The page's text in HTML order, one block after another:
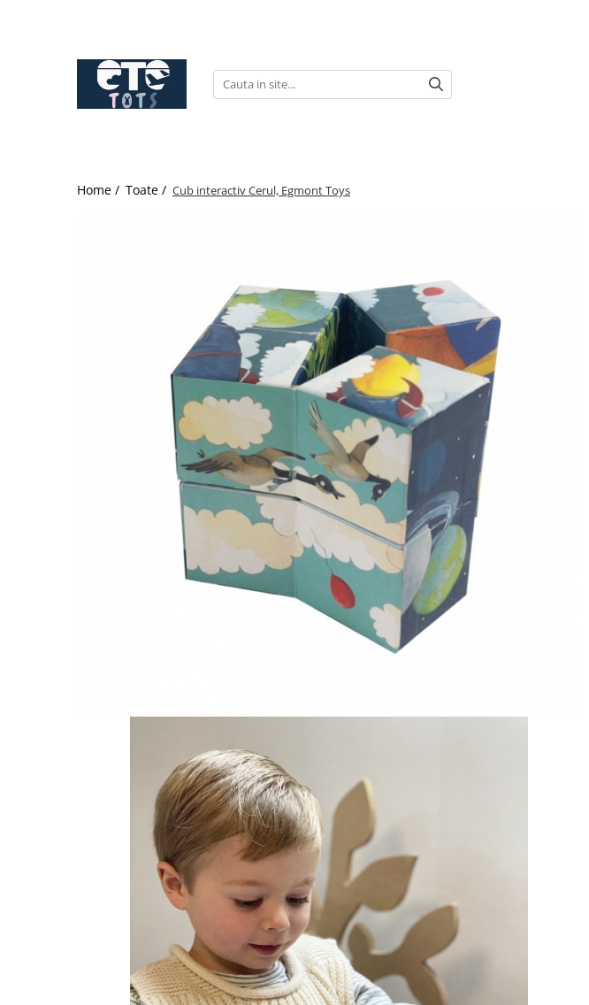
CĂRUCIOARE & SCAUNE AUTO
cărucioare YOYO
Home / Toate / Cub interactiv Cerul, Egmont Toys